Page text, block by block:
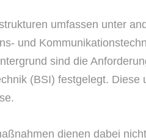
umfassen unter
und
sind die
(BSI) festgelegt.
dienen dabei